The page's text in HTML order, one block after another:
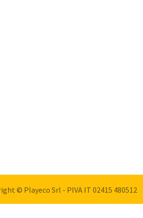
© Playeco Srl - PIVA IT 02415 ​480512